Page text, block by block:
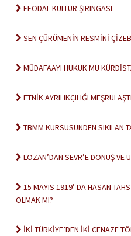
FEODAL KÜLTÜR ŞIRINGASI
SEN ÇÜRÜMENİN RESMİNİ
MÜDAFAAYI HUKUK MU
ETNİK AYRILIKÇILIĞI
TBMM KÜRSÜSÜNDEN SIKILAN
LOZAN’DAN SEVR’E DÖNÜŞ VE
15 MAYIS 1919’ DA HASAN
OLMAK MI?
İKİ TÜRKİYE’DEN İKİ CENAZE